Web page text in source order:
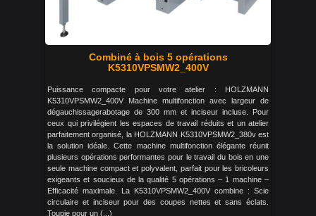
Combiné à bois 5 opérations
K5310VPSMW2_400V
Puissance compacte pour votre atelier : HOLZMANN
K5310VPSMW2_400V Machine multifonction avec largeur de
dégauchissagerabotage de 300 mm et inciseur incluse. Pour
ceux qui privilégient les espaces de travail réduits et un atelier
parfaitement organisé, la HOLZMANN K5310VPSMW2_380v est
la solution idéale. Cette machine multifonction élégante réunit
plusieurs opérations performantes pour le travail du bois en une
seule machine compact et polyvalent, parfait pour les bricoleurs
exigeants et soucieux de la qualité 5 opérations – 1 machine –
Efficacité maximale. La K5310VPSMW2_400V combine : Scie
circulaire et inciseur pour des coupes nettes et sans éclats.
Toupie pour un (...)